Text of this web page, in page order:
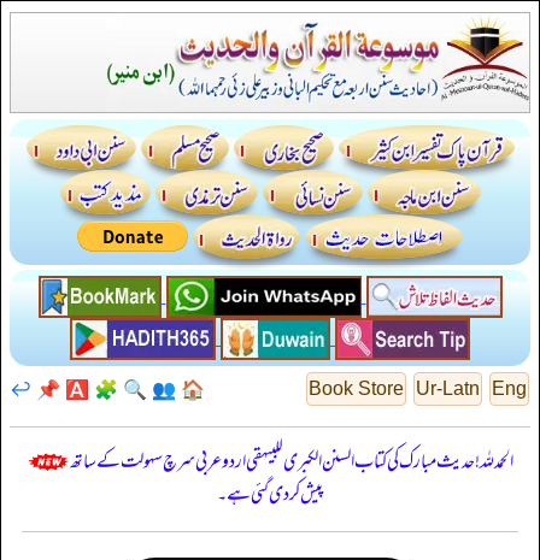
Eng
Ur-Latn
Book Store
🏠
👥
🔍
🧩
🅰️
📌
↩️
الحمدللہ! حدیث مبارک کی کتاب السنن الكبرى للبيهقي اردو عربی سرچ سہولت کے ساتھ
پیش کر دی گئی ہے۔